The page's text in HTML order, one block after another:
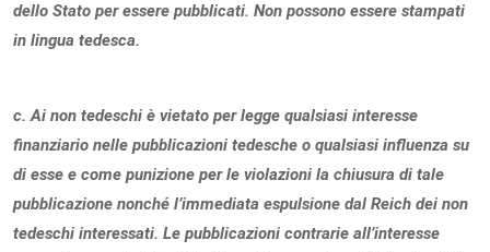
dello Stato per essere pubblicati. Non possono essere stampati
in lingua tedesca.
c. Ai non tedeschi è vietato per legge qualsiasi interesse
finanziario nelle pubblicazioni tedesche o qualsiasi influenza su
di esse e come punizione per le violazioni la chiusura di tale
pubblicazione nonché l’immediata espulsione dal Reich dei non
tedeschi interessati. Le pubblicazioni contrarie all’interesse